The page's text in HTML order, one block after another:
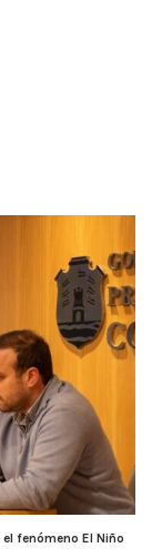
fenómeno El Niño